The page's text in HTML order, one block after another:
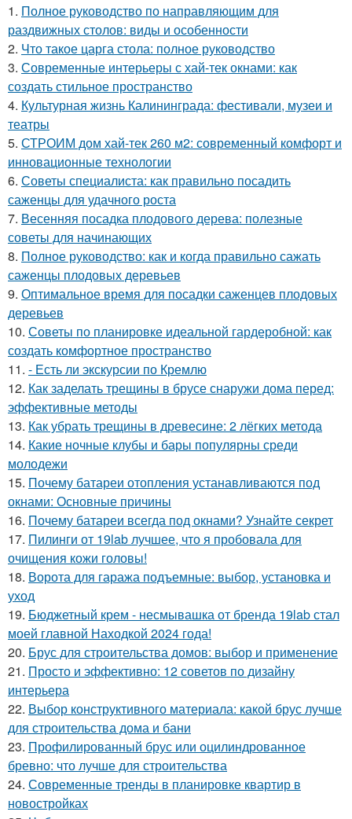
1. Полное руководство по направляющим для
раздвижных столов: виды и особенности
2. Что такое царга стола: полное руководство
3. Современные интерьеры с хай-тек окнами: как
создать стильное пространство
4. Культурная жизнь Калининграда: фестивали, музеи и
театры
5. СТРОИМ дом хай-тек 260 м2: современный комфорт и
инновационные технологии
6. Советы специалиста: как правильно посадить
саженцы для удачного роста
7. Весенняя посадка плодового дерева: полезные
советы для начинающих
8. Полное руководство: как и когда правильно сажать
саженцы плодовых деревьев
9. Оптимальное время для посадки саженцев плодовых
деревьев
10. Советы по планировке идеальной гардеробной: как
создать комфортное пространство
11. - Есть ли экскурсии по Кремлю
12. Как заделать трещины в брусе снаружи дома перед:
эффективные методы
13. Как убрать трещины в древесине: 2 лёгких метода
14. Какие ночные клубы и бары популярны среди
молодежи
15. Почему батареи отопления устанавливаются под
окнами: Основные причины
16. Почему батареи всегда под окнами? Узнайте секрет
17. Пилинги от 19lab лучшее, что я пробовала для
очищения кожи головы!
18. Ворота для гаража подъемные: выбор, установка и
уход
19. Бюджетный крем - несмывашка от бренда 19lab стал
моей главной Находкой 2024 года!
20. Брус для строительства домов: выбор и применение
21. Просто и эффективно: 12 советов по дизайну
интерьера
22. Выбор конструктивного материала: какой брус лучше
для строительства дома и бани
23. Профилированный брус или оцилиндрованное
бревно: что лучше для строительства
24. Современные тренды в планировке квартир в
новостройках